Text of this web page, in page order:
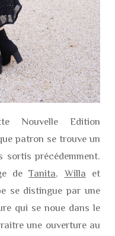
Nouvelle Edition
patron se trouve un
sortis précédemment.
deTanita, Willa et
se distingue par une
qui se noue dans le
une ouverture au